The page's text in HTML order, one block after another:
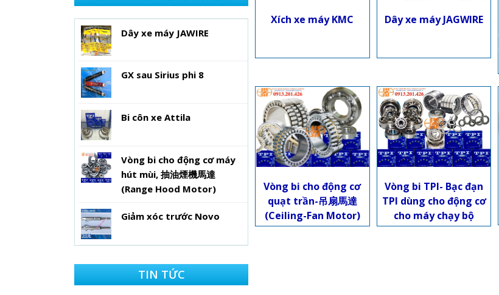
Xích xe máy KMC Dây xe máy JAGWIRE
Vòng bi cho động cơ
quạt trần-吊扇馬達
(Ceiling-Fan Motor)
Vòng bi TPI- Bạc đạn
TPI dùng cho động cơ
cho máy chạy bộ
Dây xe máy JAWIRE
GX sau Sirius phi 8
Bi côn xe Attila
Vòng bi cho động cơ máy
hút mùi, 抽油煙機馬達
(Range Hood Motor)
Giảm xóc trước Novo
TIN TỨC